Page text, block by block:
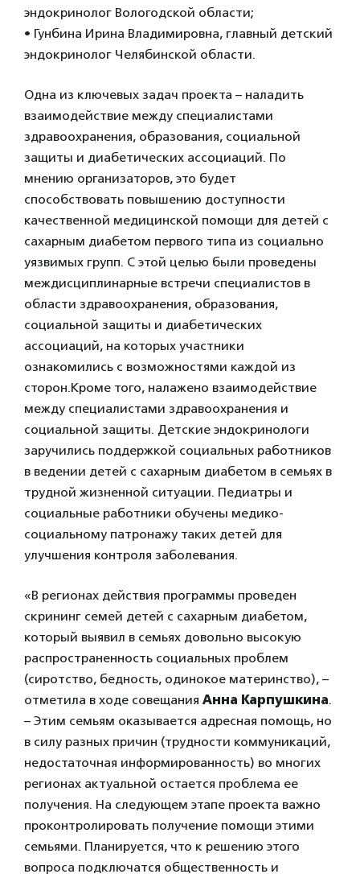
эндокринолог Вологодской области;
• Гунбина Ирина Владимировна, главный детский
эндокринолог Челябинской области.
Одна из ключевых задач проекта – наладить
взаимодействие между специалистами
здравоохранения, образования, социальной
защиты и диабетических ассоциаций. По
мнению организаторов, это будет
способствовать повышению доступности
качественной медицинской помощи для детей с
сахарным диабетом первого типа из социально
уязвимых групп. С этой целью были проведены
междисциплинарные встречи специалистов в
области здравоохранения, образования,
социальной защиты и диабетических
ассоциаций, на которых участники
ознакомились с возможностями каждой из
сторон.Кроме того, налажено взаимодействие
между специалистами здравоохранения и
социальной защиты. Детские эндокринологи
заручились поддержкой социальных работников
в ведении детей с сахарным диабетом в семьях в
трудной жизненной ситуации. Педиатры и
социальные работники обучены медико-
социальному патронажу таких детей для
улучшения контроля заболевания.
«В регионах действия программы проведен
скрининг семей детей с сахарным диабетом,
который выявил в семьях довольно высокую
распространенность социальных проблем
(сиротство, бедность, одинокое материнство), –
отметила в ходе совещания Анна Карпушкина.
– Этим семьям оказывается адресная помощь, но
в силу разных причин (трудности коммуникаций,
недостаточная информированность) во многих
регионах актуальной остается проблема ее
получения. На следующем этапе проекта важно
проконтролировать получение помощи этими
семьями. Планируется, что к решению этого
вопроса подключатся общественность и